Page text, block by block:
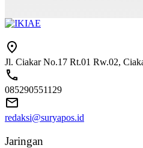
Jl. Ciakar No.17 Rt.01 Rw.02,
085290551129
redaksi@suryapos.id
Jaringan